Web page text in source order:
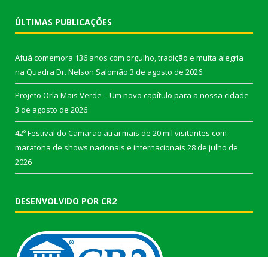
ÚLTIMAS PUBLICAÇÕES
Afuá comemora 136 anos com orgulho, tradição e muita alegria
na Quadra Dr. Nelson Salomão 3 de agosto de 2026
Projeto Orla Mais Verde – Um novo capítulo para a nossa cidade
3 de agosto de 2026
42º Festival do Camarão atrai mais de 20 mil visitantes com
maratona de shows nacionais e internacionais 28 de julho de
2026
DESENVOLVIDO POR CR2